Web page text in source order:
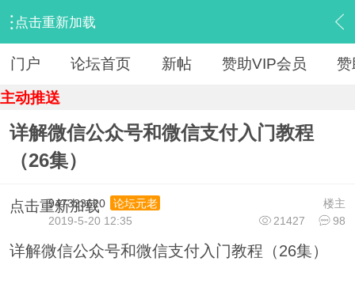
点击重新加载
› 【 资源区 】 › 『IT教程旧版』 › 内容
门户 论坛首页 新帖 赞助VIP会员 赞
主动推送
详解微信公众号和微信支付入门教程
（26集）
点击重新加载 楼主
947323620
论坛元老
21427
98
2019-5-20 12:35
详解微信公众号和微信支付入门教程（26集）